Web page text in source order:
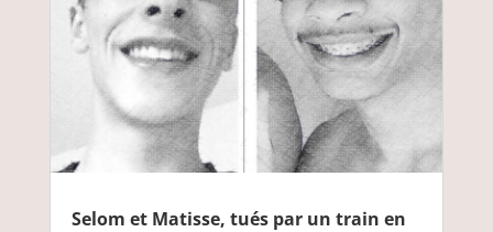
Selom et Matisse, tués par un train en